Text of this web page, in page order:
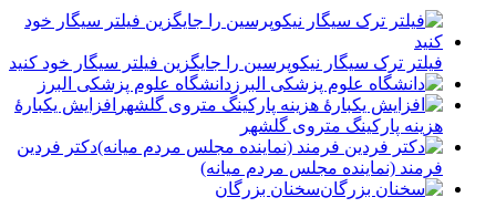
فیلتر ترک سیگار نیکوپرسین را جایگزین فیلتر سیگار خود کنید
دانشگاه علوم پزشکی البرز
افزایش یکبارۀ
هزینه پارکینگ متروی گلشهر
دكتر فردين
فرمند (نماينده مجلس مردم میانه)
سخنان بزرگان